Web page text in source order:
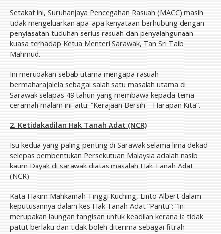
Setakat ini, Suruhanjaya Pencegahan Rasuah (MACC) masih
tidak mengeluarkan apa-apa kenyataan berhubung dengan
penyiasatan tuduhan serius rasuah dan penyalahgunaan
kuasa terhadap Ketua Menteri Sarawak, Tan Sri Taib
Mahmud.
Ini merupakan sebab utama mengapa rasuah
bermaharajalela sebagai salah satu masalah utama di
Sarawak selapas 49 tahun yang membawa kepada tema
ceramah malam ini iaitu: “Kerajaan Bersih – Harapan Kita”.
2. Ketidakadilan Hak Tanah Adat (NCR)
Isu kedua yang paling penting di Sarawak selama lima dekad
selepas pembentukan Persekutuan Malaysia adalah nasib
kaum Dayak di sarawak diatas masalah Hak Tanah Adat
(NCR)
Kata Hakim Mahkamah Tinggi Kuching, Linto Albert dalam
keputusannya dalam kes Hak Tanah Adat “Pantu”: “Ini
merupakan laungan tangisan untuk keadilan kerana ia tidak
patut berlaku dan tidak boleh diterima sebagai fitrah